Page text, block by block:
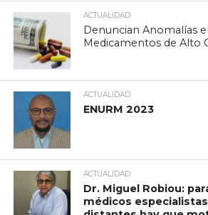
ACTUALIDAD
Denuncian Anomalías
Medicamentos de Alto
ACTUALIDAD
ENURM 2023
ACTUALIDAD
Dr. Miguel Robiou:
médicos